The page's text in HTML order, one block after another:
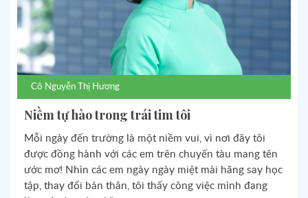
Cô Nguyễn Thị Hương
Niềm tự hào trong trái tim tôi
Mỗi ngày đến trường là một niềm vui, vì nơi đây tôi
được đồng hành với các em trên chuyến tàu mang tên
ước mơ! Nhìn các em ngày ngày miệt mài hăng say học
tập, thay đổi bản thân, tôi thấy công việc mình đang